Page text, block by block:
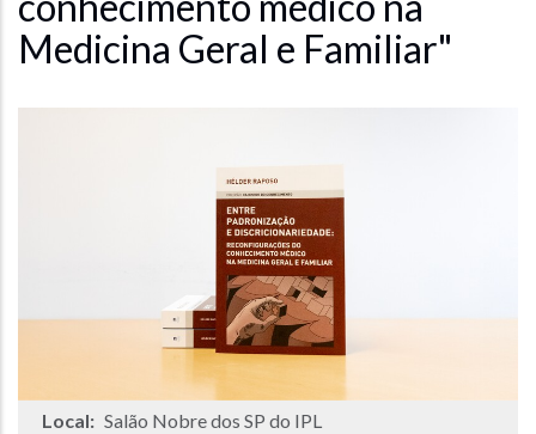
Medicina Geral e Familiar"
Local: Salão Nobre dos SP do IPL